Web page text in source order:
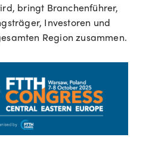
bringt Branchenführer,
Investoren und
Region zusammen.